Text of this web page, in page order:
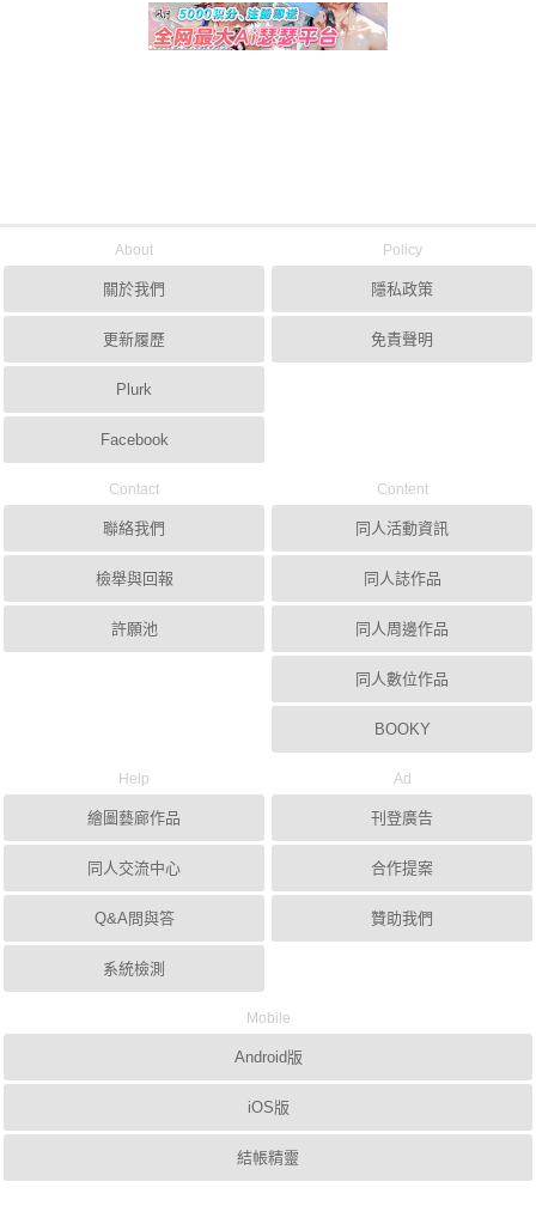
About
關於我們
更新履歷
Plurk
Facebook
Policy
隱私政策
免責聲明
Contact
聯絡我們
檢舉與回報
許願池
Content
同人活動資訊
同人誌作品
同人周邊作品
同人數位作品
BOOKY
Help
繪圖藝廊作品
同人交流中心
Q&A問與答
系統檢測
Ad
刊登廣告
合作提案
贊助我們
Mobile
Android版
iOS版
結帳精靈